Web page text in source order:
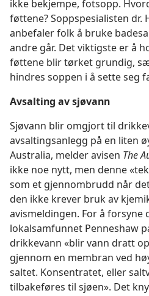
ikke bekjempe, fotsopp.
føttene? Soppspesialisten dr.
anbefaler folk å bruke
andre går. Det viktigste er å
føttene blir tørket grundig,
hindres soppen i å sette seg
Avsalting av sjøvann
Sjøvann blir omgjort til
avsaltingsanlegg på en liten
Australia, melder avisen The
ikke noe nytt, men denne
som et gjennombrudd når
den ikke krever bruk av
avismeldingen. For å forsyne
lokalsamfunnet Penneshaw
drikkevann «blir vann dratt
gjennom en membran ved
saltet. Konsentratet, eller
tilbakeføres til sjøen». Det